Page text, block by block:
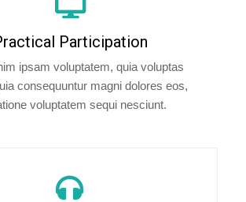
Participation
ipsam voluptatem, quia voluptas
consequuntur magni dolores eos,
voluptatem sequi nesciunt.